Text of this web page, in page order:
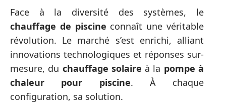
Face à la diversité des systèmes, le
chauffage de piscine connaît une véritable
révolution. Le marché s’est enrichi, alliant
innovations technologiques et réponses sur-
mesure, du chauffage solaire à la pompe à
chaleur pour piscine. À chaque
configuration, sa solution.